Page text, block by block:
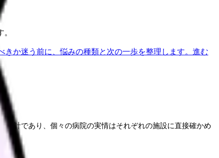
きか迷う前に、悩みの種類と次の一歩を整理します。 進む
計であり、個々の病院の実情はそれぞれの施設に直接確かめ